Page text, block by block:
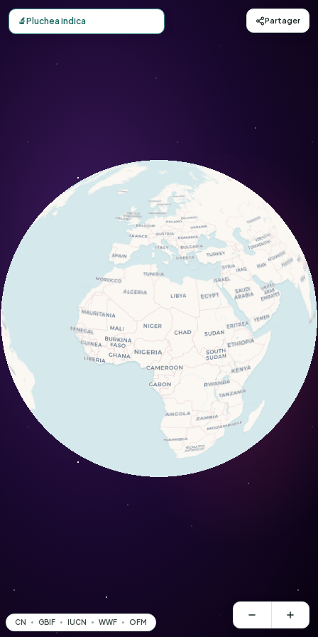
Carte d'observation du Pluchea indica (Pluchea indica) -
🔬Pluchea indica Partager
CN GBIF IUCN WWF OFM